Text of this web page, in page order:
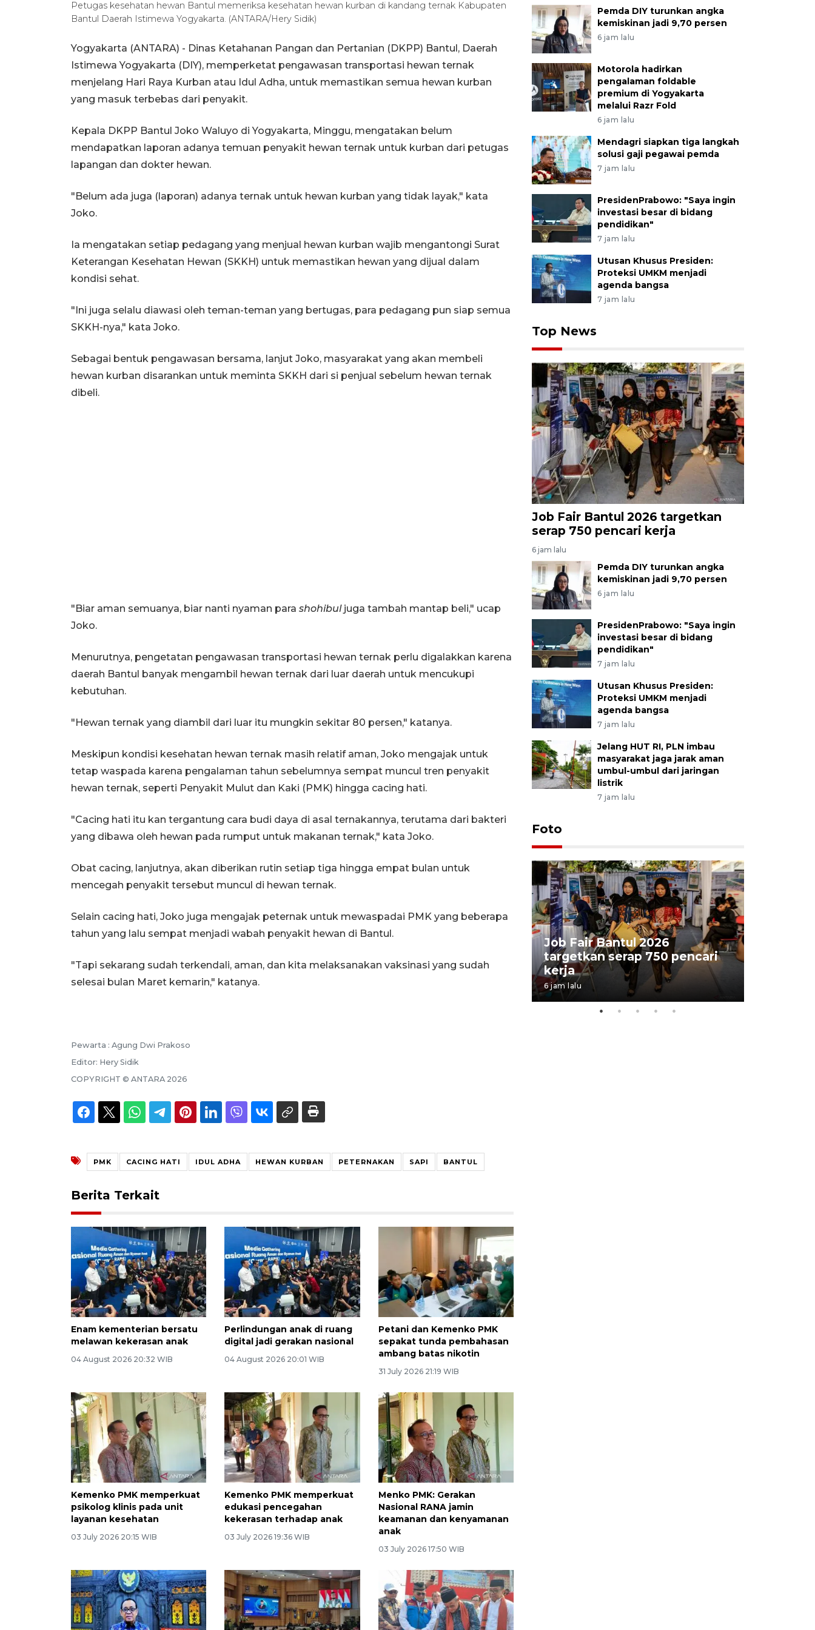
Petugas kesehatan hewan Bantul memeriksa kesehatan hewan kurban di kandang ternak Kabupaten
Bantul Daerah Istimewa Yogyakarta. (ANTARA/Hery Sidik)
Yogyakarta (ANTARA) - Dinas Ketahanan Pangan dan Pertanian (DKPP) Bantul, Daerah
Istimewa Yogyakarta (DIY), memperketat pengawasan transportasi hewan ternak
menjelang Hari Raya Kurban atau Idul Adha, untuk memastikan semua hewan kurban
yang masuk terbebas dari penyakit.
Kepala DKPP Bantul Joko Waluyo di Yogyakarta, Minggu, mengatakan belum
mendapatkan laporan adanya temuan penyakit hewan ternak untuk kurban dari petugas
lapangan dan dokter hewan.
"Belum ada juga (laporan) adanya ternak untuk hewan kurban yang tidak layak," kata
Joko.
Ia mengatakan setiap pedagang yang menjual hewan kurban wajib mengantongi Surat
Keterangan Kesehatan Hewan (SKKH) untuk memastikan hewan yang dijual dalam
kondisi sehat.
"Ini juga selalu diawasi oleh teman-teman yang bertugas, para pedagang pun siap semua
SKKH-nya," kata Joko.
Sebagai bentuk pengawasan bersama, lanjut Joko, masyarakat yang akan membeli
hewan kurban disarankan untuk meminta SKKH dari si penjual sebelum hewan ternak
dibeli.
"Biar aman semuanya, biar nanti nyaman para shohibuljuga tambah mantap beli," ucap
Joko.
Menurutnya, pengetatan pengawasan transportasi hewan ternak perlu digalakkan karena
daerah Bantul banyak mengambil hewan ternak dari luar daerah untuk mencukupi
kebutuhan.
"Hewan ternak yang diambil dari luar itu mungkin sekitar 80 persen," katanya.
Meskipun kondisi kesehatan hewan ternak masih relatif aman, Joko mengajak untuk
tetap waspada karena pengalaman tahun sebelumnya sempat muncul tren penyakit
hewan ternak, seperti Penyakit Mulut dan Kaki (PMK) hingga cacing hati.
"Cacing hati itu kan tergantung cara budi daya di asal ternakannya, terutama dari bakteri
yang dibawa oleh hewan pada rumput untuk makanan ternak," kata Joko.
Obat cacing, lanjutnya, akan diberikan rutin setiap tiga hingga empat bulan untuk
mencegah penyakit tersebut muncul di hewan ternak.
Selain cacing hati, Joko juga mengajak peternak untuk mewaspadai PMK yang beberapa
tahun yang lalu sempat menjadi wabah penyakit hewan di Bantul.
"Tapi sekarang sudah terkendali, aman, dan kita melaksanakan vaksinasi yang sudah
selesai bulan Maret kemarin," katanya.
Pewarta : Agung Dwi Prakoso
Editor: Hery Sidik
COPYRIGHT © ANTARA 2026
PMK CACING HATI IDUL ADHA HEWAN KURBAN PETERNAKAN SAPI BANTUL
Berita Terkait
Enam kementerian bersatu
melawan kekerasan anak
04 August 2026 20:32 WIB
Perlindungan anak di ruang
digital jadi gerakan nasional
04 August 2026 20:01 WIB
Petani dan Kemenko PMK
sepakat tunda pembahasan
ambang batas nikotin
31 July 2026 21:19 WIB
Kemenko PMK memperkuat
psikolog klinis pada unit
layanan kesehatan
03 July 2026 20:15 WIB
Kemenko PMK memperkuat
edukasi pencegahan
kekerasan terhadap anak
03 July 2026 19:36 WIB
Menko PMK: Gerakan
Nasional RANA jamin
keamanan dan kenyamanan
anak
03 July 2026 17:50 WIB
Pemda DIY turunkan angka
kemiskinan jadi 9,70 persen
6 jam lalu
Motorola hadirkan
pengalaman foldable
premium di Yogyakarta
melalui Razr Fold
6 jam lalu
Mendagri siapkan tiga langkah
solusi gaji pegawai pemda
7 jam lalu
PresidenPrabowo: "Saya ingin
investasi besar di bidang
pendidikan"
7 jam lalu
Utusan Khusus Presiden:
Proteksi UMKM menjadi
agenda bangsa
7 jam lalu
Top News
Job Fair Bantul 2026 targetkan
serap 750 pencari kerja
6 jam lalu
Pemda DIY turunkan angka
kemiskinan jadi 9,70 persen
6 jam lalu
PresidenPrabowo: "Saya ingin
investasi besar di bidang
pendidikan"
7 jam lalu
Utusan Khusus Presiden:
Proteksi UMKM menjadi
agenda bangsa
7 jam lalu
Jelang HUT RI, PLN imbau
masyarakat jaga jarak aman
umbul-umbul dari jaringan
listrik
7 jam lalu
Foto
seniman neurodivergen
Job Fair Bantul 2026
targetkan serap 750 pencari
kerja
6 jam lalu